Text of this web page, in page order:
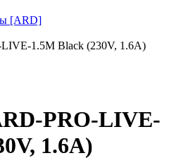
[ARD]
1.5M Black (230V, 1.6A)
PRO-LIVE-
1.6A)